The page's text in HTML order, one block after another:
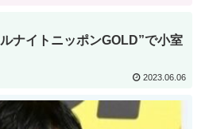
ナイトニッポンGOLD”で小室
2023.06.06